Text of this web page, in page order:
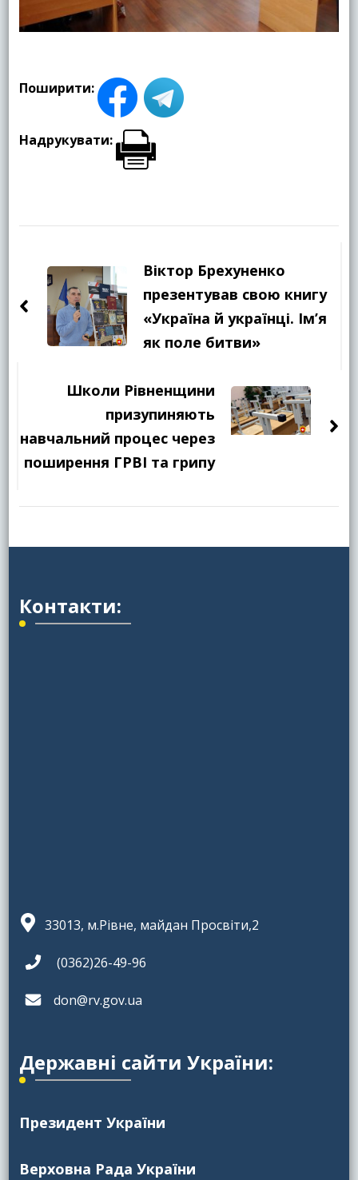
Поширити:
Надрукувати:
по
запису
Віктор Брехуненко
презентував свою книгу
«Україна й українці. Ім’я
як поле битви»
Школи Рівненщини
призупиняють
навчальний процес через
поширення ГРВІ та грипу
Контакти:
33013, м.Рівне, майдан Просвіти,2
(0362)26-49-96
don@rv.gov.ua
Державні сайти України:
Президент України
Верховна Рада України